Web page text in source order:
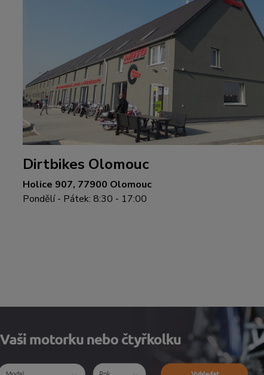
Dirtbikes Olomouc
Holice 907, 77900 Olomouc
Pondělí - Pátek: 8:30 - 17:00